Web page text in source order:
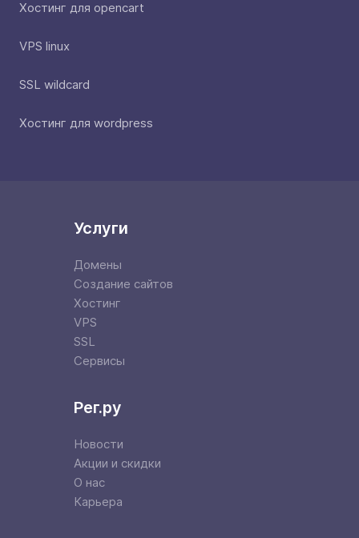
Хостинг для opencart
VPS linux
SSL wildcard
Хостинг для wordpress
Услуги
Домены
Создание сайтов
Хостинг
VPS
SSL
Сервисы
Рег.ру
Новости
Акции и скидки
О нас
Карьера